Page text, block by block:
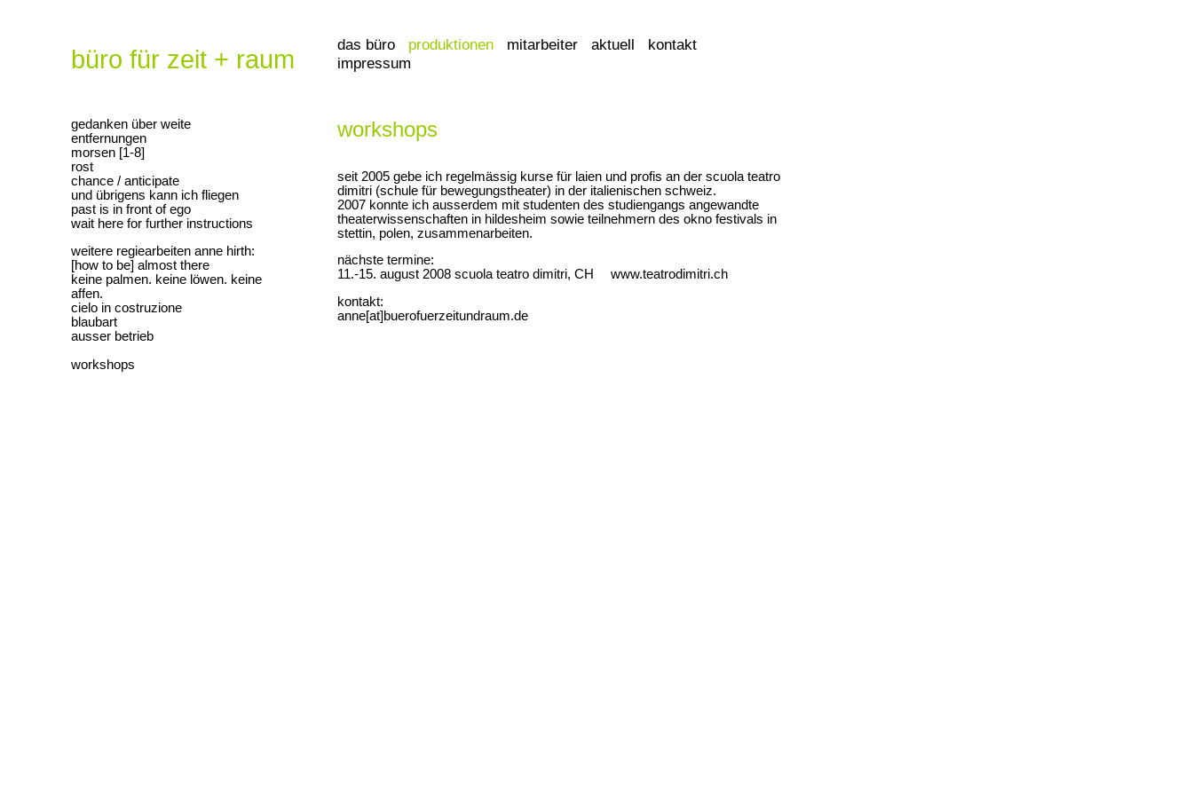
büro für zeit + raum das büro produktionen mitarbeiter aktuell
kontakt
impressum
gedanken über weite
entfernungen
morsen [1-8]
rost
chance / anticipate
und übrigens kann ich fliegen
past is in front of ego
wait here for further instructions
weitere regiearbeiten anne hirth:
[how to be] almost there
keine palmen. keine löwen. keine
affen.
cielo in costruzione
blaubart
ausser betrieb
workshops
workshops
seit 2005 gebe ich regelmässig kurse für laien und profis an der scuola teatro
dimitri (schule für bewegungstheater) in der italienischen schweiz.
2007 konnte ich ausserdem mit studenten des studiengangs angewandte
theaterwissenschaften in hildesheim sowie teilnehmern des okno festivals in
stettin, polen, zusammenarbeiten.
nächste termine:
11.-15. august 2008 scuola teatro dimitri, CH
www.teatrodimitri.ch
kontakt:
anne[at]buerofuerzeitundraum.de